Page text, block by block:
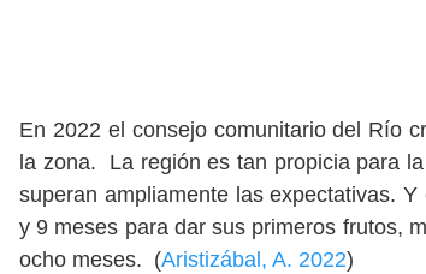
En 2022 el consejo comunitario del Río
la zona. La región es tan propicia para
superan ampliamente las expectativas.
y 9 meses para dar sus primeros frutos,
ocho meses. (Aristizábal, A. 2022)